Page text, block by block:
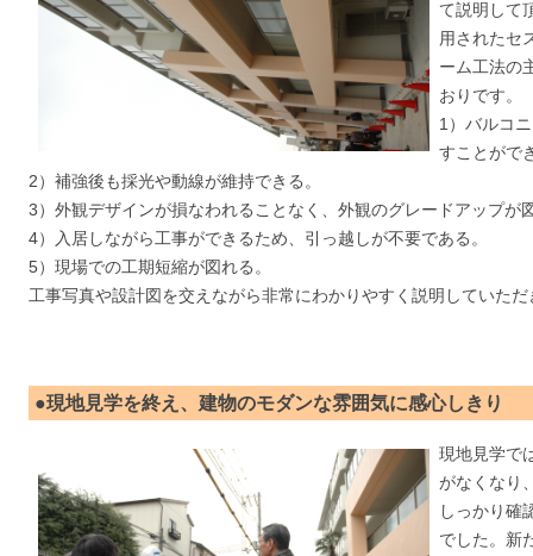
て説明して
用されたセ
ーム工法の
おりです。
1）バルコ
すことがで
2）補強後も採光や動線が維持できる。
3）外観デザインが損なわれることなく、外観のグレードアップが
4）入居しながら工事ができるため、引っ越しが不要である。
5）現場での工期短縮が図れる。
工事写真や設計図を交えながら非常にわかりやすく説明していた
●現地見学を終え、建物のモダンな雰囲気に感心しきり
現地見学で
がなくなり
しっかり確
でした。新